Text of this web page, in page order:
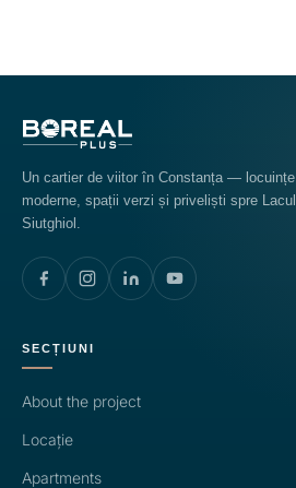
Un cartier de viitor în Constanța — locuințe
moderne, spații verzi și priveliști spre Lacul
Siutghiol.
SECȚIUNI
About the project
Locație
Apartments